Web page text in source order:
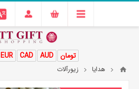
EUR CAD AUD تومان
هدایا زیورآلات